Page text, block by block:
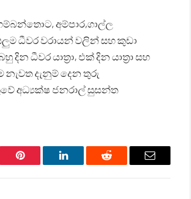
අම්පාර,ගාල්ල
ධීවර වරායන් වලින් සහ කුඩා
ධීවර යාත්‍රා, එක් දින යාත්‍රා සහ
නැවත දැනුම් දෙන තුරු
අධ්‍යක්ෂ ජනරාල් සුසන්ත
Pinterest LinkedIn Reddit Email